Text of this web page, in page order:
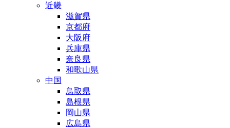
近畿
滋賀県
京都府
大阪府
兵庫県
奈良県
和歌山県
中国
鳥取県
島根県
岡山県
広島県